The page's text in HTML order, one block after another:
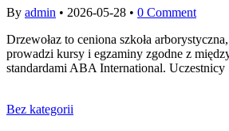
By admin • 2026-05-28 • 0 Comment
Drzewołaz to ceniona szkoła
prowadzi kursy i egzaminy zgodne z
standardami ABA International. Uczestnicy
Bez kategorii